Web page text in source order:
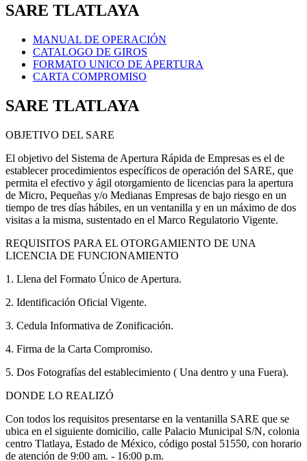
SARE TLATLAYA
MANUAL DE OPERACIÓN
CATALOGO DE GIROS
FORMATO UNICO DE APERTURA
CARTA COMPROMISO
SARE TLATLAYA
OBJETIVO DEL SARE
El objetivo del Sistema de Apertura Rápida de Empresas es el de
establecer procedimientos específicos de operación del SARE, que
permita el efectivo y ágil otorgamiento de licencias para la apertura
de Micro, Pequeñas y/o Medianas Empresas de bajo riesgo en un
tiempo de tres días hábiles, en un ventanilla y en un máximo de dos
visitas a la misma, sustentado en el Marco Regulatorio Vigente.
REQUISITOS PARA EL OTORGAMIENTO DE UNA
LICENCIA DE FUNCIONAMIENTO
1. Llena del Formato Único de Apertura.
2. Identificación Oficial Vigente.
3. Cedula Informativa de Zonificación.
4. Firma de la Carta Compromiso.
5. Dos Fotografías del establecimiento ( Una dentro y una Fuera).
DONDE LO REALIZÓ
Con todos los requisitos presentarse en la ventanilla SARE que se
ubica en el siguiente domicilio, calle Palacio Municipal S/N, colonia
centro Tlatlaya, Estado de México, código postal 51550, con horario
de atención de 9:00 am. - 16:00 p.m.